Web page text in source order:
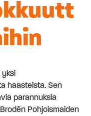
yksi
haasteista. Sen
parannuksia
Pohjoismaiden